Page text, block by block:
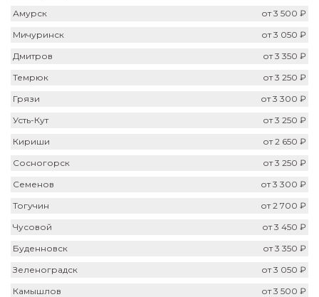
Амурск
от 3 500 ₽
Мичуринск
от 3 050 ₽
Дмитров
от 3 350 ₽
Темрюк
от 3 250 ₽
Грязи
от 3 300 ₽
Усть-Кут
от 3 250 ₽
Кириши
от 2 650 ₽
Сосногорск
от 3 250 ₽
Семенов
от 3 300 ₽
Тогучин
от 2 700 ₽
Чусовой
от 3 450 ₽
Буденновск
от 3 350 ₽
Зеленоградск
от 3 050 ₽
Камышлов
от 3 500 ₽